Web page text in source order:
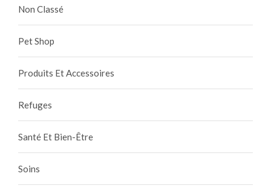
Non Classé
Pet Shop
Produits Et Accessoires
Refuges
Santé Et Bien-Être
Soins